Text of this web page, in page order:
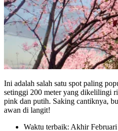
Ini adalah salah satu spot paling
setinggi 200 meter yang dikelilingi
pink dan putih. Saking cantiknya,
awan di langit!
Waktu terbaik: Akhir